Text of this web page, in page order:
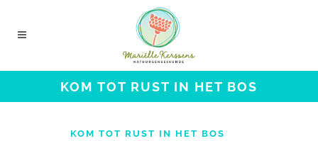
KOM TOT RUST IN HET BOS
KOM TOT RUST IN HET BOS